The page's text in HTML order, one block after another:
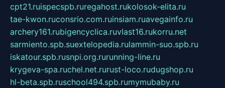
cpt21.ruispecspb.ruregahost.rukolosok-elita.ru
tae-kwon.ruconsrio.com.ruinsiam.ruavegainfo.ru
archery161.rubigencyclica.ruvlast16.rukorru.net
sarmiento.spb.suextelopedia.rulammin-suo.spb.ru
iskatour.spb.rusnpi.org.rurunning-line.ru
krygeva-spa.ruchel.net.rurust-loco.rudugshop.ru
hl-beta.spb.ruschool494.spb.rumymubaby.ru